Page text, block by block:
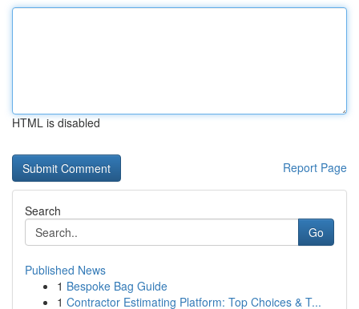
HTML is disabled
Report Page
Search
Go
Published News
1 Bespoke Bag Guide
1 Contractor Estimating Platform: Top Choices & T...